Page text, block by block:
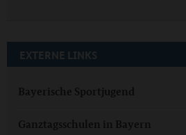
EXTERNE LINKS
Bayerische Sportjugend
Ganztagsschulen in Bayern